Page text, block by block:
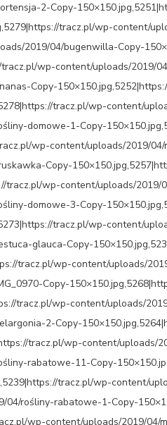
2-Copy-
tracz.pl/wp-content/
2019/04/bugenwilla-Copy-
wp-content/uploads/2019/
Copy-
tracz.pl/wp-content/
domowe-1-Copy-
wp-content/uploads/2019/
Copy-
tracz.pl/wp-content/uploads/2019/
domowe-3-Copy-
tracz.pl/wp-content/
glauca-Copy-
tracz.pl/wp-content/uploads/
Copy-
tracz.pl/wp-content/uploads/
2-Copy-
tracz.pl/wp-content/uploads/
rabatowe-11-Copy-
tracz.pl/wp-content/
rośliny-rabatowe-1-Copy-
wp-content/uploads/2019/04/